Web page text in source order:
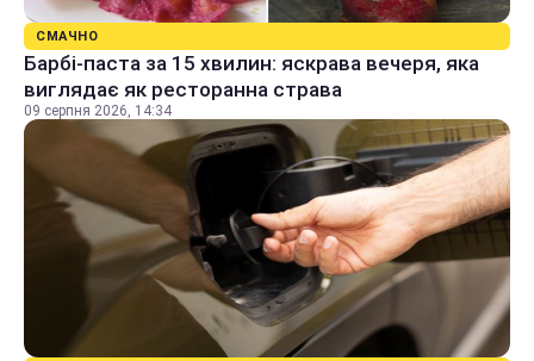
СМАЧНО
Барбі-паста за 15 хвилин: яскрава вечеря, яка
виглядає як ресторанна страва
09 серпня 2026, 14:34